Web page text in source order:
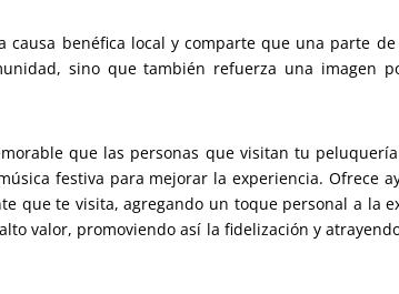
causa benéfica local y comparte que una parte
sino que también refuerza una imagen
que las personas que visitan tu
festiva para mejorar la experiencia. Ofrece
que te visita, agregando un toque personal a la
valor, promoviendo así la fidelización y